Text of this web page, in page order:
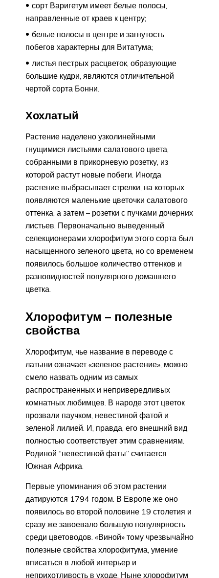
сорт Варигетум имеет белые полосы,
направленные от краев к центру;
белые полосы в центре и загнутость
побегов характерны для Витатума;
листья пестрых расцветок, образующие
большие кудри, являются отличительной
чертой сорта Бонни.
Хохлатый
Растение наделено узколинейными
гнущимися листьями салатового цвета,
собранными в прикорневую розетку, из
которой растут новые побеги. Иногда
растение выбрасывает стрелки, на которых
появляются маленькие цветочки салатового
оттенка, а затем – розетки с пучками дочерних
листьев. Первоначально выведенный
селекционерами хлорофитум этого сорта был
насыщенного зеленого цвета, но со временем
появилось большое количество оттенков и
разновидностей популярного домашнего
цветка.
Хлорофитум – полезные
свойства
Хлорофитум, чье название в переводе с
латыни означает «зеленое растение», можно
смело назвать одним из самых
распространенных и непривередливых
комнатных любимцев. В народе этот цветок
прозвали паучком, невестиной фатой и
зеленой лилией. И, правда, его внешний вид
полностью соответствует этим сравнениям.
Родиной “невестиной фаты” считается
Южная Африка.
Первые упоминания об этом растении
датируются 1794 годом. В Европе же оно
появилось во второй половине 19 столетия и
сразу же завоевало большую популярность
среди цветоводов. «Виной» тому чрезвычайно
полезные свойства хлорофитума, умение
вписаться в любой интерьер и
неприхотливость в уходе. Ныне хлорофитум